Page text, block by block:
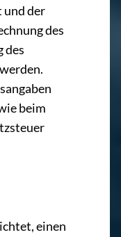
und der
des
des
beim
einen